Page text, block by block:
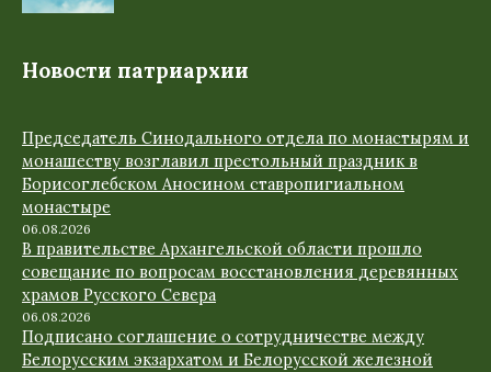
Новости патриархии
Председатель Синодального отдела по монастырям и
монашеству возглавил престольный праздник в
Борисоглебском Аносином ставропигиальном
монастыре
06.08.2026
В правительстве Архангельской области прошло
совещание по вопросам восстановления деревянных
храмов Русского Севера
06.08.2026
Подписано соглашение о сотрудничестве между
Белорусским экзархатом и Белорусской железной